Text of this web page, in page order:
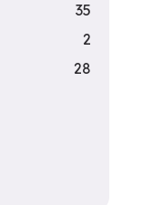
35
2
28